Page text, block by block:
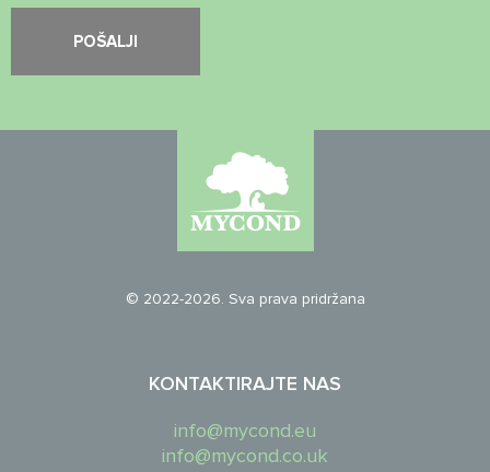
© 2022-2026. Sva prava pridržana
KONTAKTIRAJTE NAS
info@mycond.eu
info@mycond.co.uk